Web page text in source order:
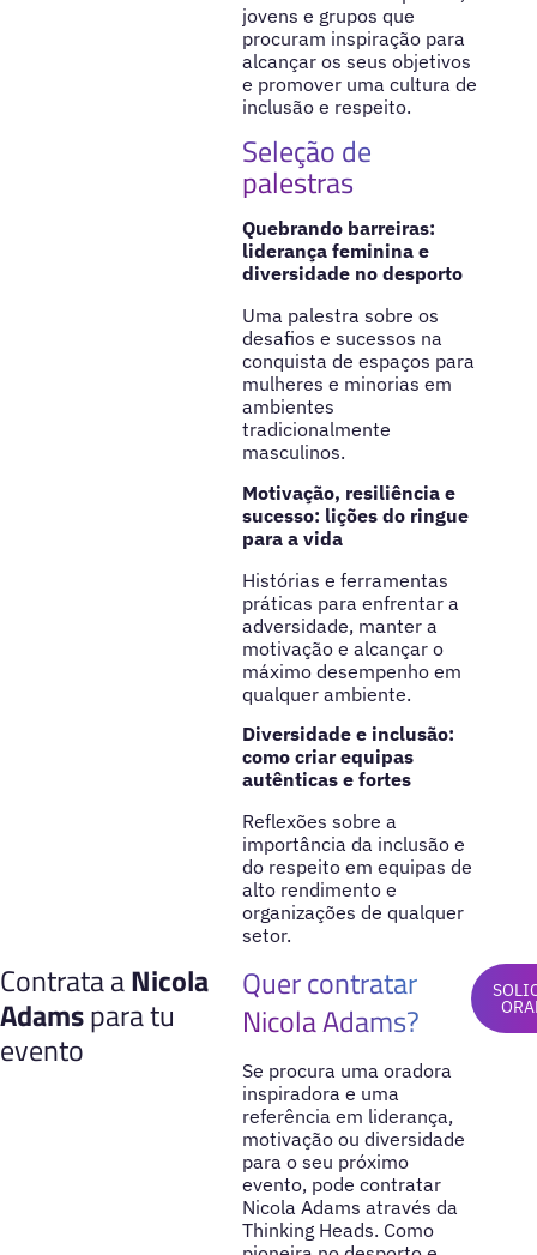
jovens e grupos que
procuram inspiração para
alcançar os seus objetivos
e promover uma cultura de
inclusão e respeito.
Seleção de
palestras
Quebrando barreiras:
liderança feminina e
diversidade no desporto
Uma palestra sobre os
desafios e sucessos na
conquista de espaços para
mulheres e minorias em
ambientes
tradicionalmente
masculinos.
Motivação, resiliência e
sucesso: lições do ringue
para a vida
Histórias e ferramentas
práticas para enfrentar a
adversidade, manter a
motivação e alcançar o
máximo desempenho em
qualquer ambiente.
Diversidade e inclusão:
como criar equipas
autênticas e fortes
Reflexões sobre a
importância da inclusão e
do respeito em equipas de
alto rendimento e
organizações de qualquer
setor.
Contrata aNicola
Adamspara tu
evento
Quer contratar
Nicola Adams?
Se procura uma oradora
inspiradora e uma
referência em liderança,
motivação ou diversidade
para o seu próximo
evento, pode contratar
Nicola Adams através da
Thinking Heads. Como